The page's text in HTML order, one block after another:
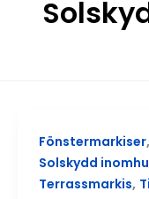
Fönstermarkiser,
Solskydd
Terrassmarkis,